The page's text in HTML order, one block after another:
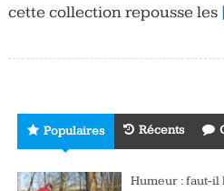
cette collection repousse les
Populaires Récents
Humeur : faut-il